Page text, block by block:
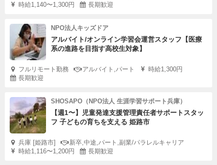
時給1,140〜1,300円
長期歓迎
NPO法人キッズドア
アルバイト/オンライン学習会運営スタッフ【医療
系の進路を目指す高校生対象】
フルリモート勤務 アルバイト,パート
時給1,300円
長期歓迎
SHOSAPO（NPO法人 生涯学習サポート兵庫）
【週1〜】児童発達支援管理責任者サポートスタッ
フ 子どもの育ちを支える 姫路市
兵庫 [姫路市]
新卒,中途,パート,副業/パラレルキャリア
時給1,116〜1,200円
長期歓迎